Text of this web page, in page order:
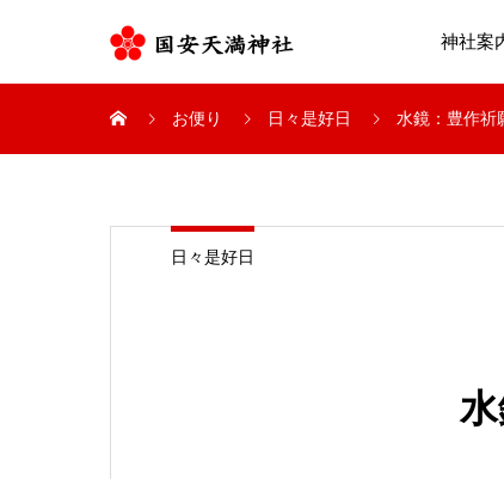
神社案
お便り 日々是好日 水鏡：豊作祈
日々是好日